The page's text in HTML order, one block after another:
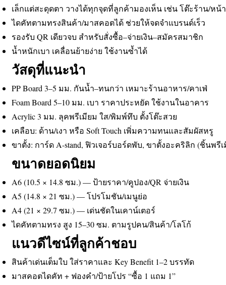
เล็กแต่สะดุดตา วางได้ทุกจุดที่ลูกค้ามองเห็น เช่น โต๊ะร้าน/หน้
ไดคัทตามทรงสินค้า/มาสคอตได้ ช่วยให้จดจำแบรนด์เร็ว
รองรับ QR เดียวจบ สำหรับสั่งซื้อ–จ่ายเงิน–สมัครสมาชิก
น้ำหนักเบา เคลื่อนย้ายง่าย ใช้งานซ้ำได้
วัสดุที่แนะนำ
PP Board 3–5 มม. กันน้ำ–ทนกว่า เหมาะร้านอาหาร/คาเฟ่
Foam Board 5–10 มม. เบา ราคาประหยัด ใช้งานในอาคาร
Acrylic 3 มม. ลุคพรีเมียม ใส/พิมพ์ทึบ ตั้งโต๊ะสวย
เคลือบ: ด้าน/เงา หรือ Soft Touch เพิ่มความทนและสัมผัสหรู
ขาตั้ง: การ์ด A-stand, ฟิวเจอร์บอร์ดพับ, ขาตั้งอะคริลิก (ชิ้นพรี
ขนาดยอดนิยม
A6 (10.5 × 14.8 ซม.) — ป้ายราคา/คูปอง/QR จ่ายเงิน
A5 (14.8 × 21 ซม.) — โปรโมชัน/เมนูย่อ
A4 (21 × 29.7 ซม.) — เด่นชัดในเคาน์เตอร์
ไดคัทตามทรง สูง 15–30 ซม. ตามรูปคน/สินค้า/โลโก้
แนวดีไซน์ที่ลูกค้าชอบ
สินค้าเด่นเต็มใบ ใส่ราคาและ Key Benefit 1–2 บรรทัด
มาสคอตไดคัท + ฟองคำ/ป้ายโปร “ซื้อ 1 แถม 1”